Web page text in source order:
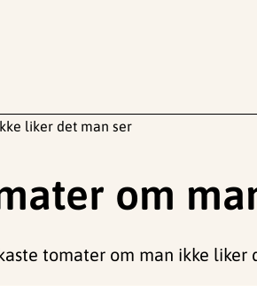
liker det man ser
om
tomater om man ikke liker